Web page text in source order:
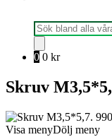
Produktsökning
0 0 kr
Skruv
Visa menyDölj meny